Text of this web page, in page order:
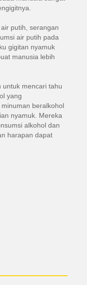
putih, serangan
air putih pada
gigitan nyamuk
manusia lebih
untuk mencari tahu
yang
beralkohol
nyamuk. Mereka
alkohol dan
harapan dapat